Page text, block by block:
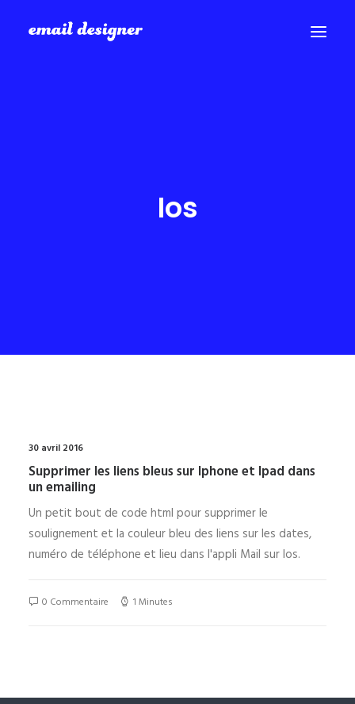
Ios
30 avril 2016
Supprimer les liens bleus sur Iphone et Ipad dans
un emailing
Un petit bout de code html pour supprimer le
soulignement et la couleur bleu des liens sur les dates,
numéro de téléphone et lieu dans l'appli Mail sur Ios.
0 Commentaire 1 Minutes